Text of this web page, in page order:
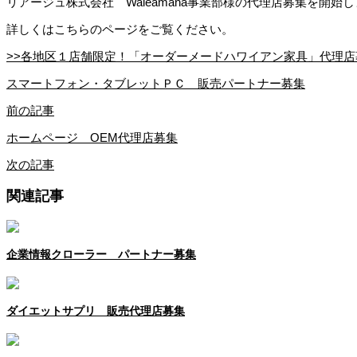
詳しくはこちらのページをご覧ください。
>>各地区１店舗限定！「オーダーメードハワイアン家具」代理
スマートフォン・タブレットＰＣ 販売パートナー募集
前の記事
ホームページ OEM代理店募集
次の記事
関連記事
企業情報クローラー パートナー募集
ダイエットサプリ 販売代理店募集